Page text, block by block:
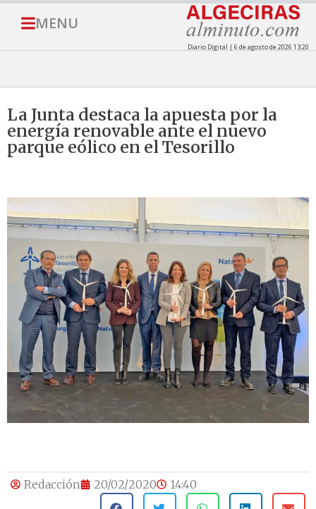
MENU
Diario Digital | 6 de agosto de 2026 13:20
La Junta destaca la apuesta por la
energía renovable ante el nuevo
parque eólico en el Tesorillo
Redacción 20/02/2020 14:40